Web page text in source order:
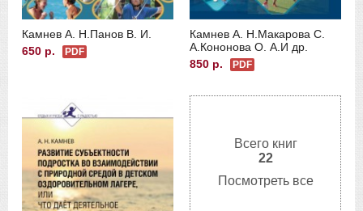
Камнев А. Н. Панов В. И.
650 р.
PDF
Камнев А. Н. Макарова С.
А. Кононова О. А. И др.
850 р.
PDF
Всего книг
22
Посмотреть все